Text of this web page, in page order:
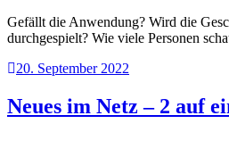
Gefällt die Anwendung? Wird die
durchgespielt? Wie viele Personen
20. September 2022
Neues im Netz – 2 auf